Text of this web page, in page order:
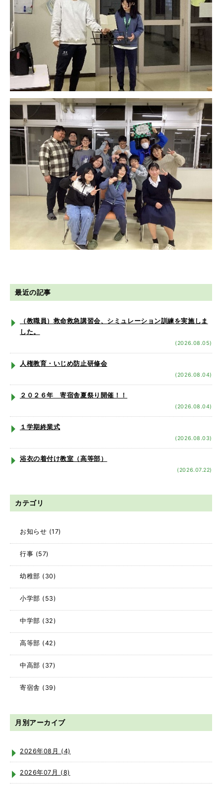
最近の記事
（教職員）救命救急講習会、シミュレーション訓練を実施しま
した。
(2026.08.05)
人権教育・いじめ防止研修会
(2026.08.04)
２０２６年 寄宿舎夏祭り開催！！
(2026.08.04)
１学期終業式
(2026.08.03)
浴衣の着付け教室（高等部）
(2026.07.22)
カテゴリ
お知らせ (17)
行事 (57)
幼稚部 (30)
小学部 (53)
中学部 (32)
高等部 (42)
中高部 (37)
寄宿舎 (39)
月別アーカイブ
2026年08月 (4)
2026年07月 (8)